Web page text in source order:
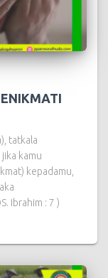
tatkala
kamu
kepadamu,
Ibrahim : 7 )